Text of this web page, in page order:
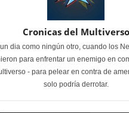
Cronicas del Multiverso
dia como ningún otro, cuando los
para enfrentar un enemigo en
- para pelear en contra de
solo podría derrotar.